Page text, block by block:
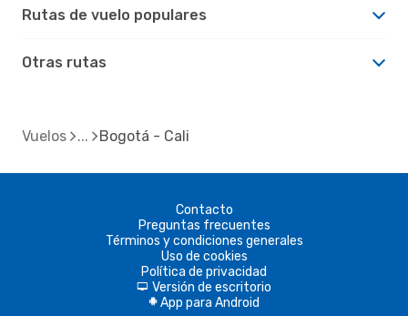
Rutas de vuelo populares
Otras rutas
Vuelos Bogotá - Cali
Contacto
Preguntas frecuentes
Términos y condiciones generales
Uso de cookies
Política de privacidad
d Versión de escritorio
A App para Android